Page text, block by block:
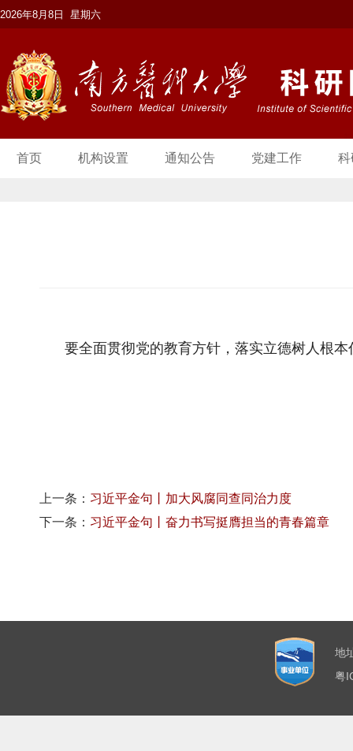
2026年8月8日 星期六
首页 机构设置 通知公告 党建工作 科
要全面贯彻党的教育方针，落实立德树人根
上一条： 习近平金句丨加大风腐同查同治力度
下一条： 习近平金句丨奋力书写挺膺担当的青春篇章
地
粤